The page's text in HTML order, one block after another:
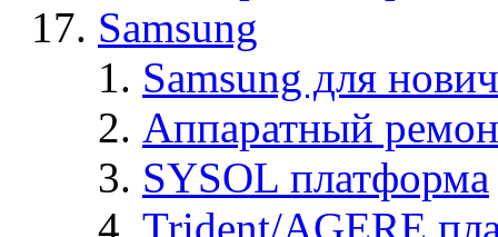
Samsung
Samsung для
Аппаратный
SYSOL платформа
Trident/AGERE